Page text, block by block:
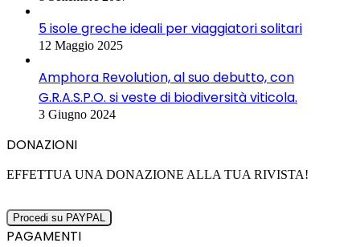
5 isole greche ideali per viaggiatori solitari
12 Maggio 2025
Amphora Revolution, al suo debutto, con
G.R.A.S.P.O. si veste di biodiversità viticola.
3 Giugno 2024
DONAZIONI
EFFETTUA UNA DONAZIONE ALLA TUA RIVISTA!
PAGAMENTI